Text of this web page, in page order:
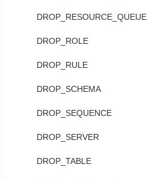
DROP_RESOURCE_QUEUE
DROP_ROLE
DROP_RULE
DROP_SCHEMA
DROP_SEQUENCE
DROP_SERVER
DROP_TABLE